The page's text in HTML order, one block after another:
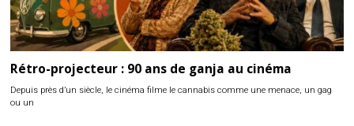
Rétro-projecteur : 90 ans de ganja au cinéma
Depuis près d’un siècle, le cinéma filme le cannabis comme une menace, un gag
ou un